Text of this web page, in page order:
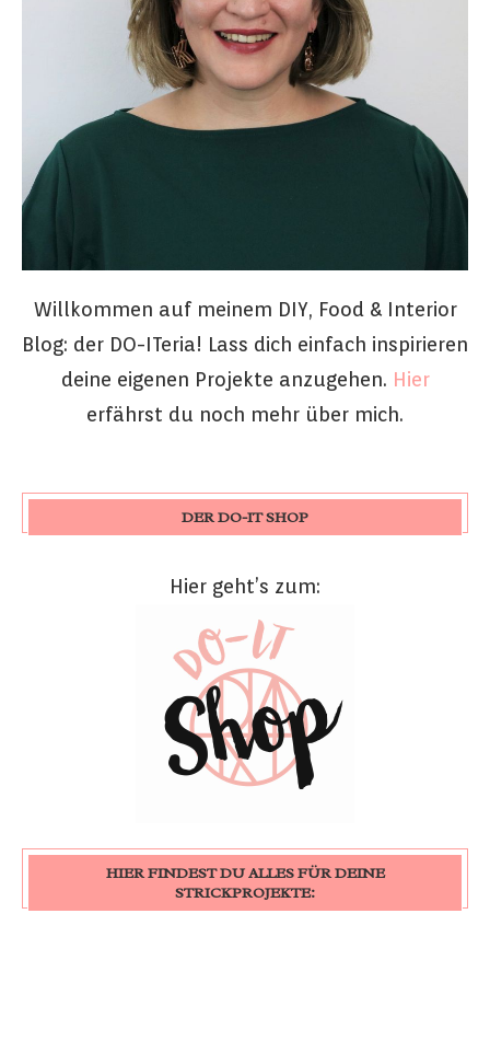
Willkommen auf meinem DIY, Food & Interior
Blog: der DO-ITeria! Lass dich einfach inspirieren
deine eigenen Projekte anzugehen. Hier
erfährst du noch mehr über mich.
DER DO-IT SHOP
Hier geht’s zum:
HIER FINDEST DU ALLES FÜR DEINE
STRICKPROJEKTE: